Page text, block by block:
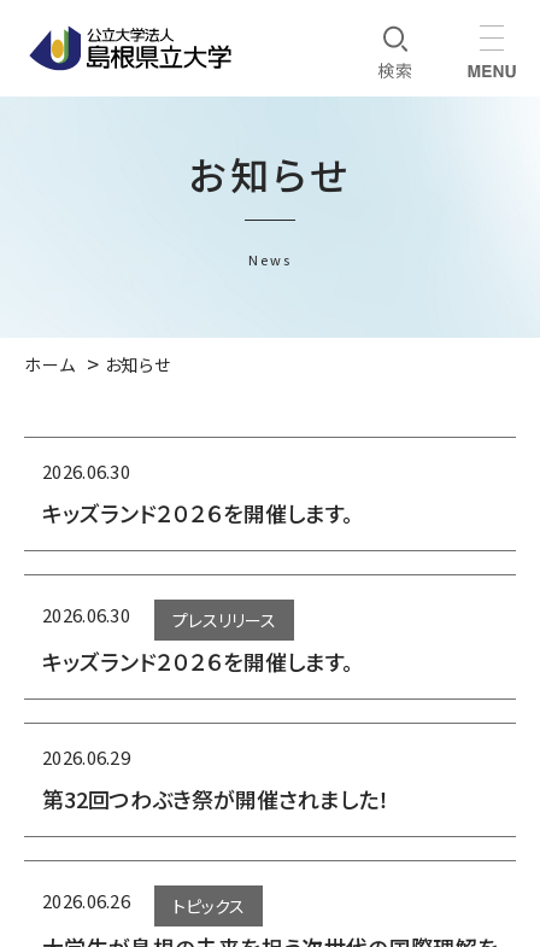
お知らせ
News
ホーム お知らせ
2026.06.30
キッズランド２０２６を開催します。
2026.06.30 プレスリリース
キッズランド２０２６を開催します。
2026.06.29
第32回つわぶき祭が開催されました！
2026.06.26 トピックス